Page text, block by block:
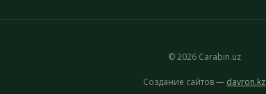
© 2026 Carabin.uz
Создание сайтов — davron.kz